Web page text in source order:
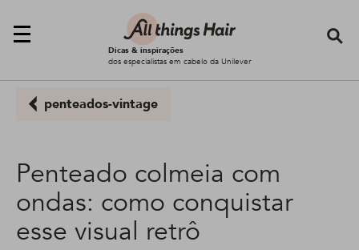
Dicas & inspirações
dos especialistas em cabelo da Unilever
penteados-vintage
Penteado colmeia com
ondas: como conquistar
esse visual retrô